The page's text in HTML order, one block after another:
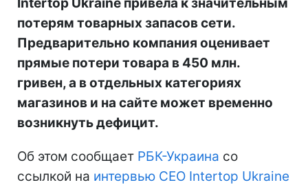
потерям товарных запасов сети.
Предварительно компания оценивает
прямые потери товара в 450 млн.
гривен, а в отдельных категориях
магазинов и на сайте может временно
возникнуть дефицит.
Об этом сообщает РБК-Украина со
ссылкой на интервью CEO Intertop Ukraine